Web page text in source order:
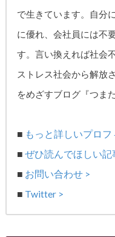
で生きています。自分
に優れ、会社員には不
す。言い換えれば社会
ストレス社会から解放
をめざすブログ『つま
■ もっと詳しいプロフ
■ぜひ読んでほしい記
■ お問い合わせ >
■ Twitter >